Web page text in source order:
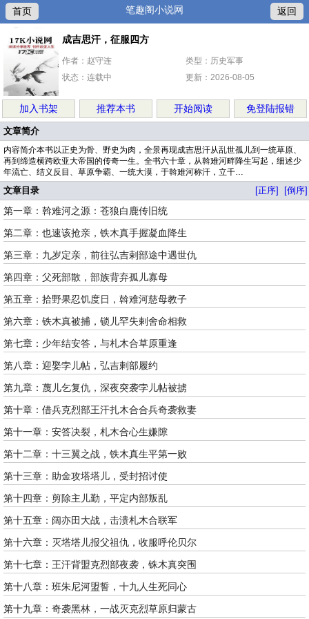
首页 笔趣阁小说网 返回
成吉思汗，征服四方
作者：赵守连
类型：历史军事
状态：连载中
更新：2026-08-05
加入书架 推荐本书 开始阅读 免登陆报错
文章简介
内容简介本书以正史为骨、野史为肉，全景再现成吉思汗从乱世孤儿到一统草原、
再到缔造横跨欧亚大帝国的传奇一生。全书六十章，从斡难河畔降生写起，细述少
年流亡、结义反目、草原争霸、一统大漠，于斡难河称汗，立千…
文章目录 [正序] [倒序]
第一章：斡难河之源：苍狼白鹿传旧统
第二章：也速该抢亲，铁木真手握凝血降生
第三章：九岁定亲，前往弘吉剌部途中遇世仇
第四章：父死部散，部族背弃孤儿寡母
第五章：拾野果忍饥度日，斡难河慈母教子
第六章：铁木真被捕，锁儿罕失剌舍命相救
第七章：少年结安答，与札木合草原重逢
第八章：迎娶孛儿帖，弘吉剌部履约
第九章：蔑儿乞复仇，深夜突袭孛儿帖被掳
第十章：借兵克烈部王汗扎木合合兵奇袭救妻
第十一章：安答决裂，札木合心生嫌隙
第十二章：十三翼之战，铁木真生平第一败
第十三章：助金攻塔塔儿，受封招讨使
第十四章：剪除主儿勤，平定内部叛乱
第十五章：阔亦田大战，击溃札木合联军
第十六章：灭塔塔儿报父祖仇，收服呼伦贝尔
第十七章：王汗背盟克烈部夜袭，铢木真突围
第十八章：班朱尼河盟誓，十九人生死同心
第十九章：奇袭黑林，一战灭克烈草原归蒙古